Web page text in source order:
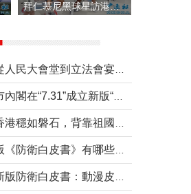
拜仁慕尼黑球星訪港 與球迷近距離互動